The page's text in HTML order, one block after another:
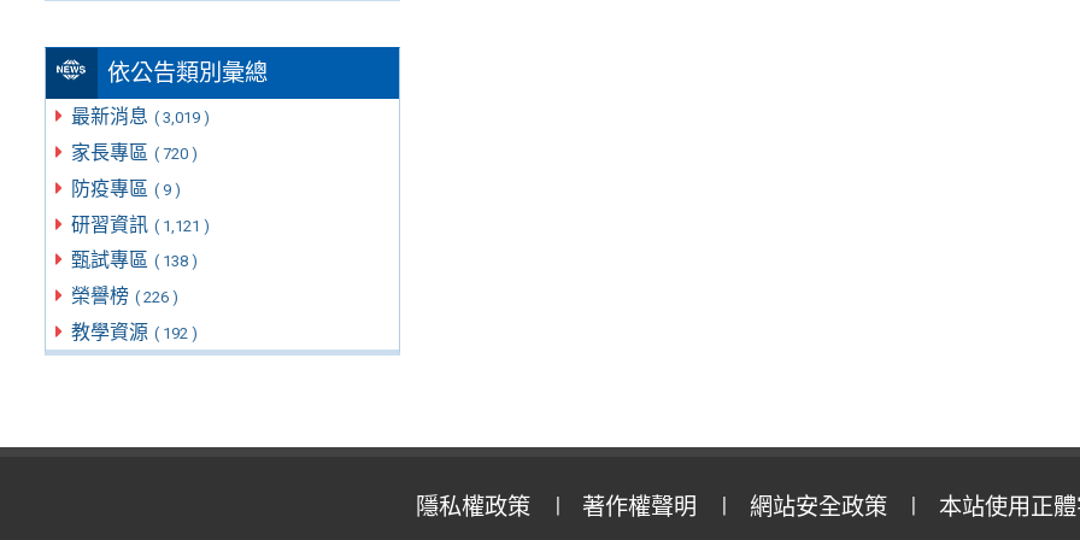
依公告類別彙總
最新消息 ( 3,019 )
家長專區 ( 720 )
防疫專區 ( 9 )
研習資訊 ( 1,121 )
甄試專區 ( 138 )
榮譽榜 ( 226 )
教學資源 ( 192 )
隱私權政策 著作權聲明 網站安全政策 本站使用正